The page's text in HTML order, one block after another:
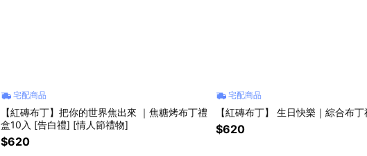
宅配商品
【紅磚布丁】把你的世界焦出來 ｜焦糖烤布丁禮
盒10入 [告白禮] [情人節禮物]
$620
宅配商品
【紅磚布丁】 生日快樂｜綜合布丁
$620